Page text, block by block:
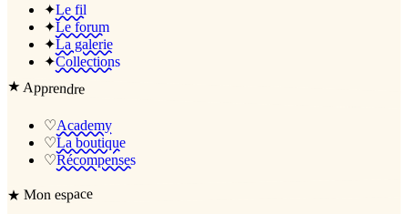
✦Le fil
✦Le forum
✦La galerie
✦Collections
★Apprendre
♡Academy
♡La boutique
♡Récompenses
★Mon espace